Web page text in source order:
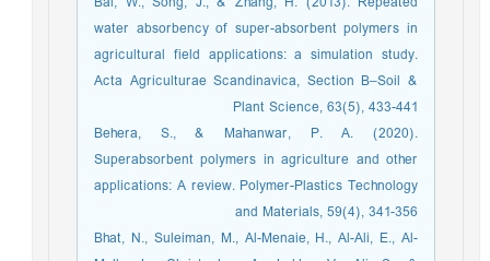
water absorbency of super-absorbent polymers in
agricultural field applications: a simulation study.
Acta Agriculturae Scandinavica, Section B–Soil &
Plant Science, 63(5), 433-441
Behera, S., & Mahanwar, P. A. (2020).
Superabsorbent polymers in agriculture and other
applications: A review. Polymer-Plastics Technology
and Materials, 59(4), 341-356
Bhat, N., Suleiman, M., Al-Menaie, H., Al-Ali, E., Al-